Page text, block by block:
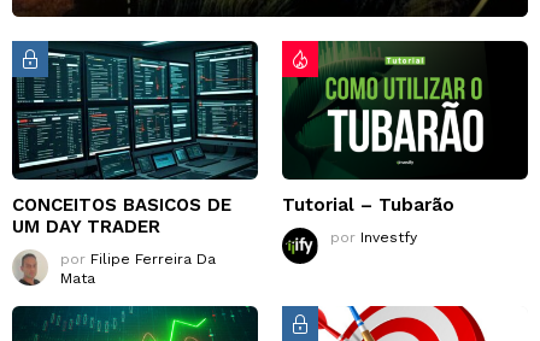
CONCEITOS BASICOS DE
UM DAY TRADER
por Filipe Ferreira Da
Mata
Tutorial – Tubarão
por Investfy